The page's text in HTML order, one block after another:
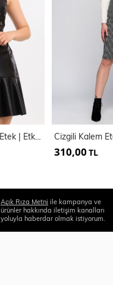
Fermuarlı Volanlı Deri Etek | Etk34165 Cizgili Kalem
310,00 TL
Açık Rıza Metni ile kampanya ve
ürünler hakkında iletişim kanalları
yoluyla haberdar olmak istiyorum.